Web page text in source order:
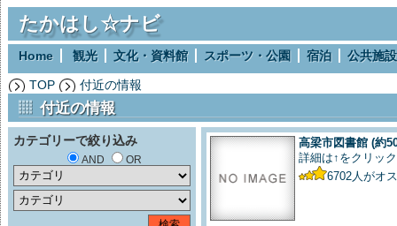
たかはし☆ナビ
Home 観光 文化・資料館 スポーツ・公園 宿泊 公共施設
TOP 付近の情報
付近の情報
カテゴリーで絞り込み
AND OR
高梁市図書館 (約
詳細は↑をクリック
6702 人がオ